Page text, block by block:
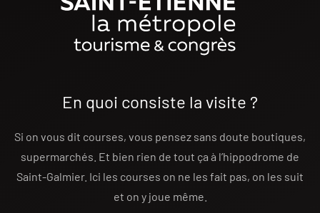
En quoi consiste la visite ?
Si on vous dit courses, vous pensez sans doute boutiques,
supermarchés. Et bien rien de tout ça à l’hippodrome de
Saint-Galmier. Ici les courses on ne les fait pas, on les suit
et on y joue même.